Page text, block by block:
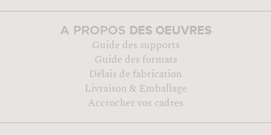
A PROPOS DES OEUVRES
Guide des supports
Guide des formats
Délais de fabrication
Livraison & Emballage
Accrocher vos cadres